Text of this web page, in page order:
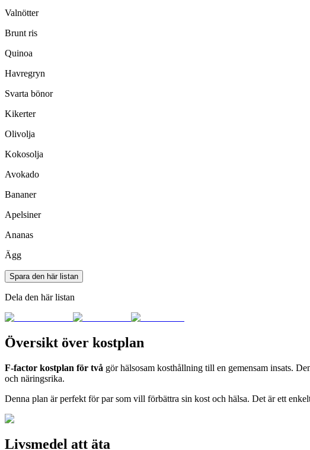
Valnötter
Brunt ris
Quinoa
Havregryn
Svarta bönor
Kikerter
Olivolja
Kokosolja
Avokado
Bananer
Apelsiner
Ananas
Ägg
Spara den här listan
Dela den här listan
Översikt över kostplan
F-factor kostplan för två gör hälsosam kosthållning till en gemensam insats.
och näringsrika.
Denna plan är perfekt för par som vill förbättra sin kost och hälsa. Det är ett
Livsmedel att äta